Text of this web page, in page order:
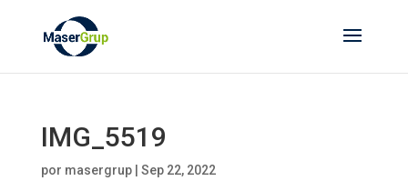
IMG_5519
por masergrup| Sep 22, 2022